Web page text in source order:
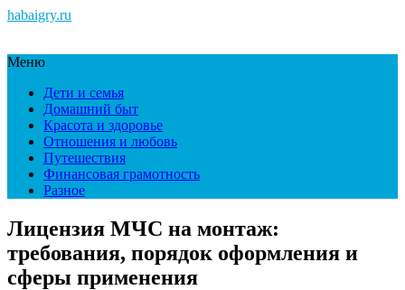
habaigry.ru
Меню
Дети и семья
Домашний быт
Красота и здоровье
Отношения и любовь
Путешествия
Финансовая грамотность
Разное
Лицензия МЧС на монтаж:
требования, порядок оформления и
сферы применения